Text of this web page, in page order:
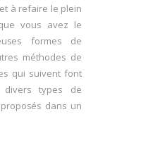
à refaire le plein
vous avez le
formes de
méthodes de
qui suivent font
types de
dans un